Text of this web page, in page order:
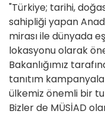
"Türkiye; tarihi,
sahipliği yapan
mirası ile dünyada
lokasyonu olarak
Bakanlığımız
tanıtım
ülkemiz önemli bir
Bizler de MÜSİAD